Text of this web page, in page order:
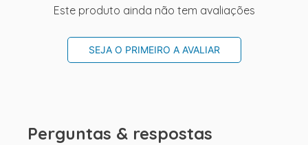
Este produto ainda não tem avaliações
SEJA O PRIMEIRO A AVALIAR
Perguntas & respostas